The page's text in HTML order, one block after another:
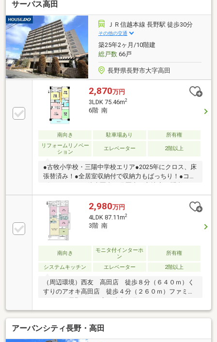
サーパス高田
ＪＲ信越本線 長野駅 徒歩30分
その他の交通
築25年2ヶ月/10階建
総戸数66戸
長野県長野市大字高田
2,870万円
3LDK 75.46m2
6階 南
南向き 駐車場あり
所有権
リフォームリノベー
ション
エレベーター 2階以上
●古牧小学校・三陽中学校エリア●2025年にクロス、床
張替済み！●全居室収納付で収納力もばっちり！●コン
ビニ、スーパー徒歩圏内10分圏内の立地◇お問合せは
下記お電話番号やホームページでも受付中！！・フリ
ーダイヤル 【 0120-055-779 】・ホームページ 【
ハウスドゥ長野柳町 】 で検索
2,980万円
4LDK 87.11m2
3階 南
南向き
モニタ付インターホ
ン
所有権
システムキッチン エレベーター 2階以上
（周辺環境）西友 高田店 徒歩８分（６４０ｍ）く
すりのアオキ高田店 徒歩４分（２６０ｍ）ファミリ
ーマート長野五分一店 徒歩２分（１００ｍ）オート
ロック 外壁タイル貼り エレベーター 宅配ボック
ス 風除室 平置き駐車場（空無） 隣にコンビニエ
ンスストア―（約１００ｍ）（ご注意）掲載写真の家
具、備品などは販売価格に含まれません。眺望は周辺
アーバンシティ長野・高田